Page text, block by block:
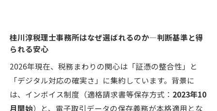
桂川淳税理士事務所はなぜ選ばれるのか—判断基準と得
られる安心
2026年現在、税務まわりの関心は「証憑の整合性」と
「デジタル対応の確実さ」に集約しています。背景に
は、インボイス制度（適格請求書等保存方式： 2023年10
月開始）と、電子取引データの保存義務が本格適用とな